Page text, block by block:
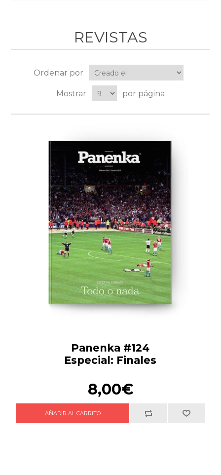
REVISTAS
Ordenar por
Mostrar por página
Panenka #124
Especial: Finales
8,00€